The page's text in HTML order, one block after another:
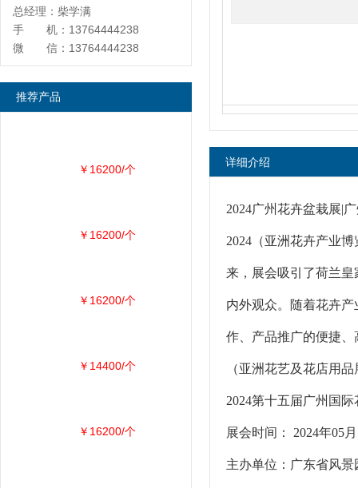
详细介绍
2024广州花卉盆栽展|
2024（亚洲花卉产业
来，展会吸引了荷兰
内外观众。随着花卉
作、产品推广的便捷
（亚洲花艺及花店用
2024第十五届广州国
展会时间： 2024年05
主办单位：广东省风
总经理：柴学满
手 机：13764444238
微 信：13764444238
推荐产品
￥16200/个
￥16200/个
￥16200/个
￥14400/个
￥16200/个